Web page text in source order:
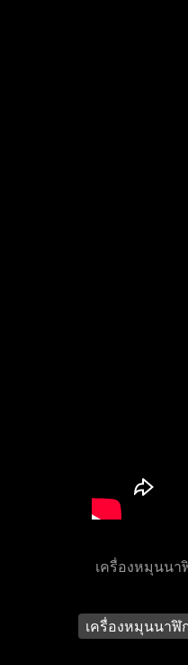
เครื่องหมุนนา
เครื่องหมุนนาฬิ